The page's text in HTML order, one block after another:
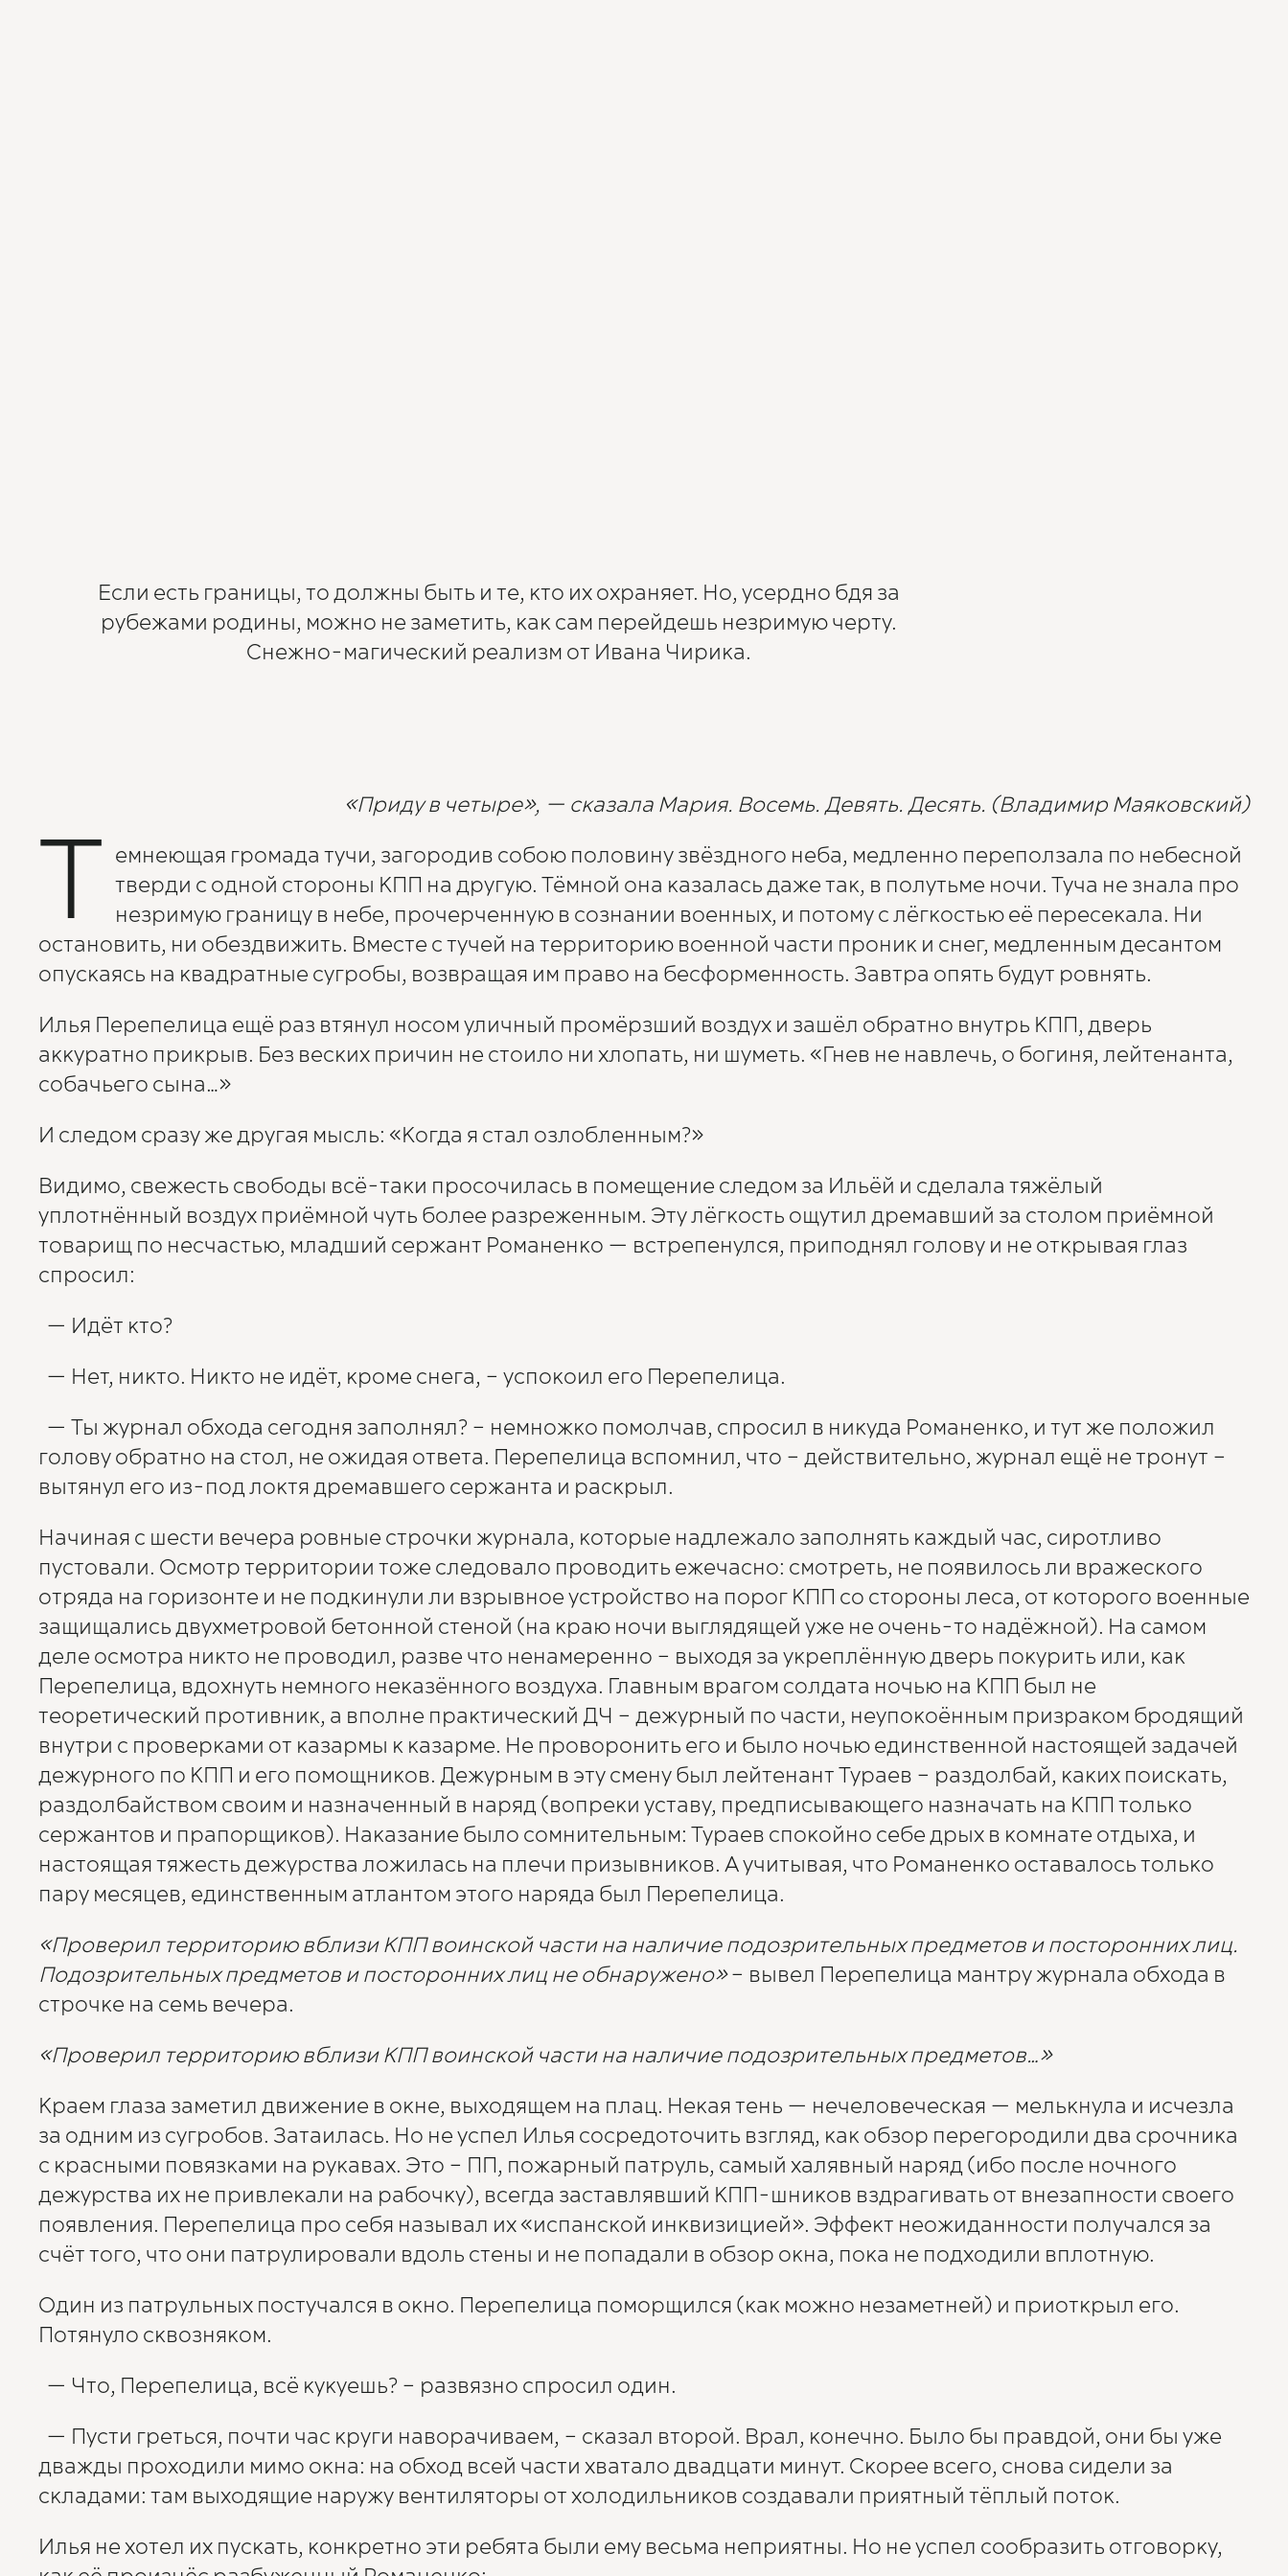
Если есть границы, то должны быть и те, кто их охраняет. Но, усердно бдя за
рубежами родины, можно не заметить, как сам перейдешь незримую черту.
Снежно-магический реализм от Ивана Чирика.
«Приду в четыре», — сказала Мария. Восемь. Девять. Десять. (Владимир Маяковский)
Т емнеющая громада тучи, загородив собою половину звёздного неба, медленно переползала по небесной
тверди с одной стороны КПП на другую. Тёмной она казалась даже так, в полутьме ночи. Туча не знала про
незримую границу в небе, прочерченную в сознании военных, и потому с лёгкостью её пересекала. Ни
остановить, ни обездвижить. Вместе с тучей на территорию военной части проник и снег, медленным десантом
опускаясь на квадратные сугробы, возвращая им право на бесформенность. Завтра опять будут ровнять.
Илья Перепелица ещё раз втянул носом уличный промёрзший воздух и зашёл обратно внутрь КПП, дверь
аккуратно прикрыв. Без веских причин не стоило ни хлопать, ни шуметь. «Гнев не навлечь, о богиня, лейтенанта,
собачьего сына…»
И следом сразу же другая мысль: «Когда я стал озлобленным?»
Видимо, свежесть свободы всё-таки просочилась в помещение следом за Ильёй и сделала тяжёлый
уплотнённый воздух приёмной чуть более разреженным. Эту лёгкость ощутил дремавший за столом приёмной
товарищ по несчастью, младший сержант Романенко — встрепенулся, приподнял голову и не открывая глаз
спросил:
— Идёт кто?
— Нет, никто. Никто не идёт, кроме снега, – успокоил его Перепелица.
— Ты журнал обхода сегодня заполнял? – немножко помолчав, спросил в никуда Романенко, и тут же положил
голову обратно на стол, не ожидая ответа. Перепелица вспомнил, что – действительно, журнал ещё не тронут –
вытянул его из-под локтя дремавшего сержанта и раскрыл.
Начиная с шести вечера ровные строчки журнала, которые надлежало заполнять каждый час, сиротливо
пустовали. Осмотр территории тоже следовало проводить ежечасно: смотреть, не появилось ли вражеского
отряда на горизонте и не подкинули ли взрывное устройство на порог КПП со стороны леса, от которого военные
защищались двухметровой бетонной стеной (на краю ночи выглядящей уже не очень-то надёжной). На самом
деле осмотра никто не проводил, разве что ненамеренно – выходя за укреплённую дверь покурить или, как
Перепелица, вдохнуть немного неказённого воздуха. Главным врагом солдата ночью на КПП был не
теоретический противник, а вполне практический ДЧ – дежурный по части, неупокоённым призраком бродящий
внутри с проверками от казармы к казарме. Не проворонить его и было ночью единственной настоящей задачей
дежурного по КПП и его помощников. Дежурным в эту смену был лейтенант Тураев – раздолбай, каких поискать,
раздолбайством своим и назначенный в наряд (вопреки уставу, предписывающего назначать на КПП только
сержантов и прапорщиков). Наказание было сомнительным: Тураев спокойно себе дрых в комнате отдыха, и
настоящая тяжесть дежурства ложилась на плечи призывников. А учитывая, что Романенко оставалось только
пару месяцев, единственным атлантом этого наряда был Перепелица.
«Проверил территорию вблизи КПП воинской части на наличие подозрительных предметов и посторонних лиц.
Подозрительных предметов и посторонних лиц не обнаружено»– вывел Перепелица мантру журнала обхода в
строчке на семь вечера.
«Проверил территорию вблизи КПП воинской части на наличие подозрительных предметов…»
Краем глаза заметил движение в окне, выходящем на плац. Некая тень — нечеловеческая — мелькнула и исчезла
за одним из сугробов. Затаилась. Но не успел Илья сосредоточить взгляд, как обзор перегородили два срочника
с красными повязками на рукавах. Это – ПП, пожарный патруль, самый халявный наряд (ибо после ночного
дежурства их не привлекали на рабочку), всегда заставлявший КПП-шников вздрагивать от внезапности своего
появления. Перепелица про себя называл их «испанской инквизицией». Эффект неожиданности получался за
счёт того, что они патрулировали вдоль стены и не попадали в обзор окна, пока не подходили вплотную.
Один из патрульных постучался в окно. Перепелица поморщился (как можно незаметней) и приоткрыл его.
Потянуло сквозняком.
— Что, Перепелица, всё кукуешь? – развязно спросил один.
— Пусти греться, почти час круги наворачиваем, – сказал второй. Врал, конечно. Было бы правдой, они бы уже
дважды проходили мимо окна: на обход всей части хватало двадцати минут. Скорее всего, снова сидели за
складами: там выходящие наружу вентиляторы от холодильников создавали приятный тёплый поток.
Илья не хотел их пускать, конкретно эти ребята были ему весьма неприятны. Но не успел сообразить отговорку,